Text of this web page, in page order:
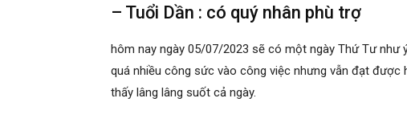
– Tuổi Dần : có quý nhân phù trợ
hôm nay ngày 05/07/2023 sẽ có một ngày Thứ Tư như
quá nhiều công sức vào công việc nhưng vẫn đạt được
thấy lâng lâng suốt cả ngày.